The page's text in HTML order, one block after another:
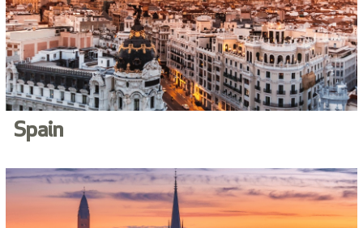
Spain